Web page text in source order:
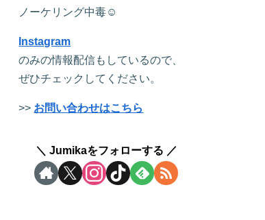
ノーケリング中毒☺︎
Instagram
のみの情報配信もしているので、
ぜひチェックしてください。
>> お問い合わせはこちら
Jumikaをフォローする